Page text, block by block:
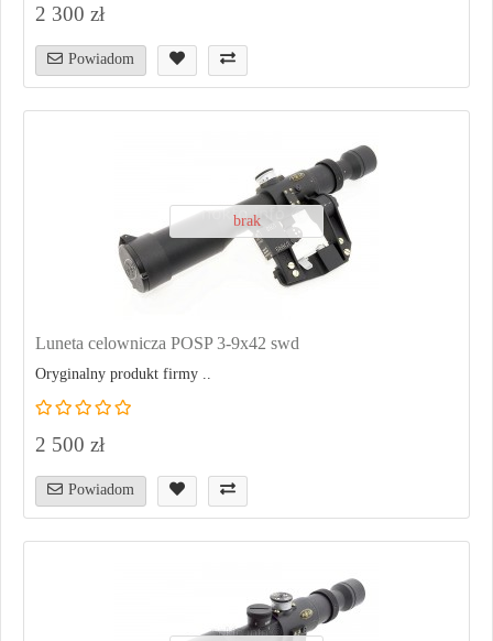
2 300 zł
Powiadom
brak
Luneta celownicza POSP 3-9x42 swd
Oryginalny produkt firmy ..
2 500 zł
Powiadom